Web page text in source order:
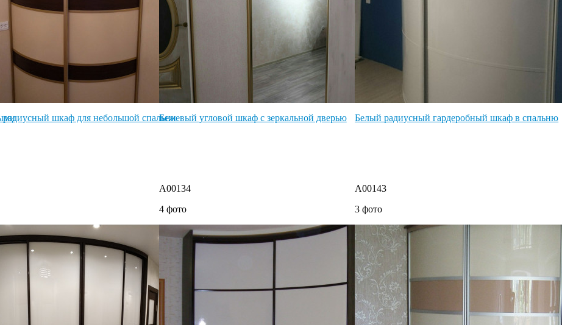
шкаф для небольшой спальниБежевый угловой шкаф с зеркальной дверью Белый радиусный гардеробный шкаф в спальню
A00134
4 фото
A00143
3 фото